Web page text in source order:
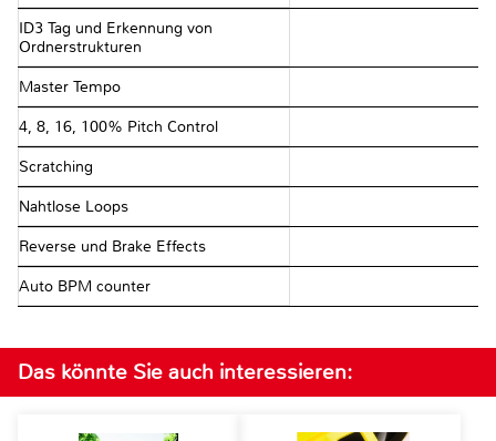
ID3 Tag und Erkennung von
Ordnerstrukturen
Master Tempo
4, 8, 16, 100% Pitch Control
Scratching
Nahtlose Loops
Reverse und Brake Effects
Auto BPM counter
Das könnte Sie auch interessieren: